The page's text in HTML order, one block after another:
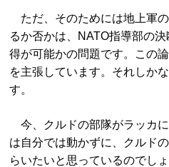
ただ、そのためには地上軍
るか否かは、NATO指導部の
得が可能かの問題です。この
を主張しています。それしか
す。
今、クルドの部隊がラッカ
は自分では動かずに、クルド
らいたいと思っているのでし